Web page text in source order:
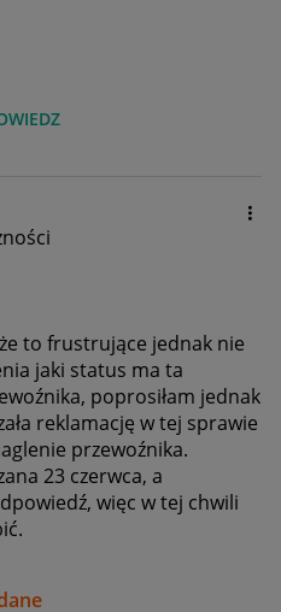
to frustrujące jednak nie
jaki status ma ta
poprosiłam jednak
reklamację w tej sprawie
przewoźnika.
23 czerwca, a
więc w tej chwili